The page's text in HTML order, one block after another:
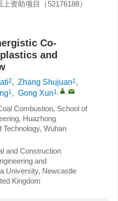
上资助项目（52176188）
Co-
and
2, Zhang Shujuan1,
1, Gong Xun1, ,
Combustion, School of
Huazhong
Wuhan
and Construction
and
University, Newcastle
Kingdom